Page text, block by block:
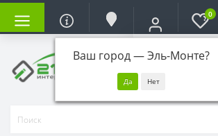
Ваш город —Эль-Монте?
Войдите,
0